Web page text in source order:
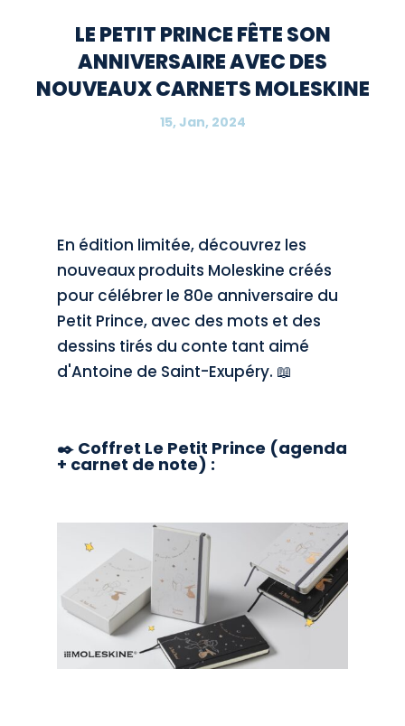
LE PETIT PRINCE FÊTE SON
ANNIVERSAIRE AVEC DES
NOUVEAUX CARNETS MOLESKINE
15, Jan, 2024
En édition limitée, découvrez les
nouveaux produits Moleskine créés
pour célébrer le 80e anniversaire du
Petit Prince, avec des mots et des
dessins tirés du conte tant aimé
d'Antoine de Saint-Exupéry. 📖
✒️ Coffret Le Petit Prince (agenda
+ carnet de note) :